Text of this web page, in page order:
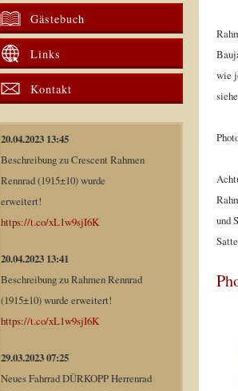
Gästebuch
Links
Kontakt
20.04.2023 13:45
Beschreibung zu Crescent Rahmen
Rennrad (1915±10) wurde
erweitert!
https://t.co/xL1w9sjI6K
20.04.2023 13:41
Beschreibung zu Rahmen Rennrad
(1915±10) wurde erweitert!
https://t.co/xL1w9sjI6K
29.03.2023 07:25
Neues Fahrrad DÜRKOPP Herrenrad
wie
und